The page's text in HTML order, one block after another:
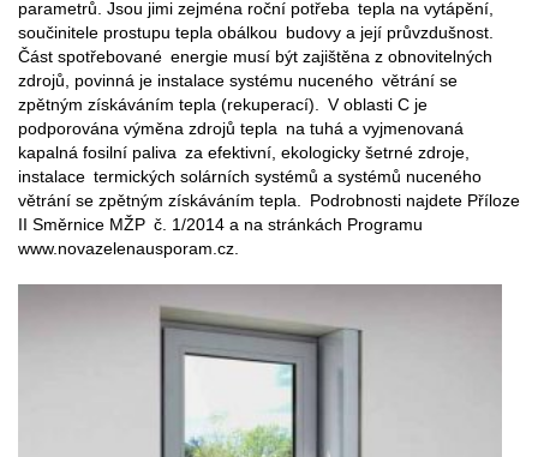
parametrů. Jsou jimi zejména roční potřeba tepla na vytápění,
součinitele prostupu tepla obálkou budovy a její průvzdušnost.
Část spotřebované energie musí být zajištěna z obnovitelných
zdrojů, povinná je instalace systému nuceného větrání se
zpětným získáváním tepla (rekuperací). V oblasti C je
podporována výměna zdrojů tepla na tuhá a vyjmenovaná
kapalná fosilní paliva za efektivní, ekologicky šetrné zdroje,
instalace termických solárních systémů a systémů nuceného
větrání se zpětným získáváním tepla. Podrobnosti najdete Příloze
II Směrnice MŽP č. 1/2014 a na stránkách Programu
www.novazelenausporam.cz.